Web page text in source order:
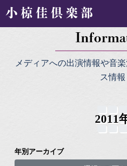
小椋佳倶楽部
メディアへの出演情報や音楽
ス情報
2011
年別アーカイブ